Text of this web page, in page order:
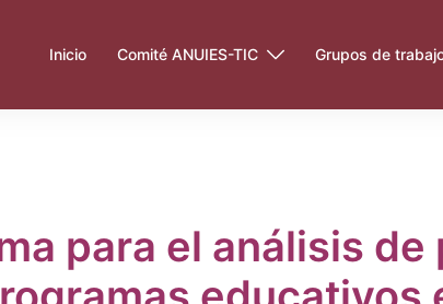
Inicio Comité ANUIES-TIC Grupos de
para el análisis